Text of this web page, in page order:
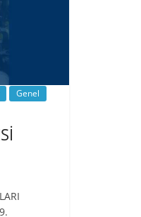
Genel